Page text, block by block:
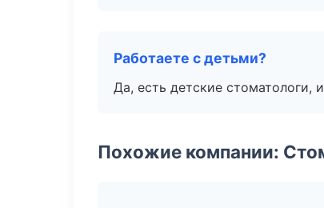
Работаете с детьми?
Да, есть детские стоматологи,
Похожие компании: